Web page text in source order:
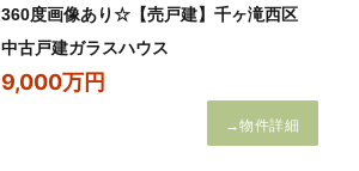
360度画像あり☆【売戸建】千ヶ滝西区
中古戸建ガラスハウス
9,000万円
→物件詳細